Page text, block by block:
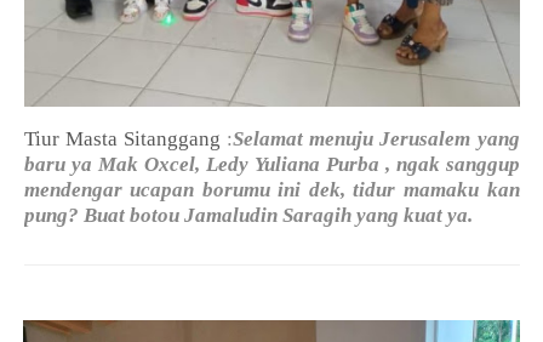
Tiur Masta Sitanggang :Selamat menuju Jerusalem yang
baru ya Mak Oxcel, Ledy Yuliana Purba , ngak sanggup
mendengar ucapan borumu ini dek, tidur mamaku kan
pung? Buat botou Jamaludin Saragih yang kuat ya.